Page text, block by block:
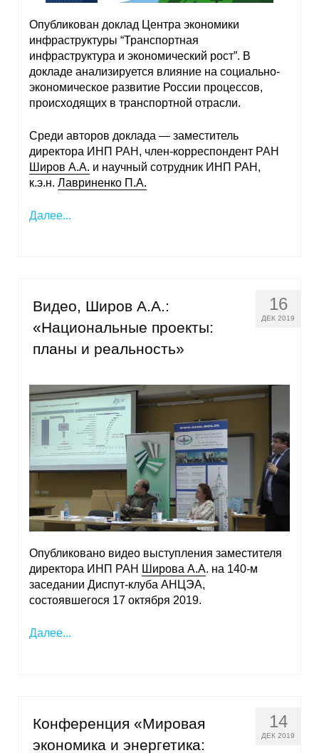
Опубликован доклад Центра экономики
инфраструктуры “Транспортная
инфраструктура и экономический рост”. В
докладе анализируется влияние на социально-
экономическое развитие России процессов,
происходящих в транспортной отрасли.
Среди авторов доклада — заместитель
директора ИНП РАН, член-корреспондент РАН
Широв А.А. и научный сотрудник ИНП РАН,
к.э.н. Лавриненко П.А.
Далее...
16
ДЕК 2019
Видео, Широв А.А.:
«Национальные проекты:
планы и реальность»
Опубликовано видео выступления заместителя
директора ИНП РАН Широва А.А. на 140-м
заседании Диспут-клуба АНЦЭА,
состоявшегося 17 октября 2019.
Далее...
14
ДЕК 2019
Конференция «Мировая
экономика и энергетика: